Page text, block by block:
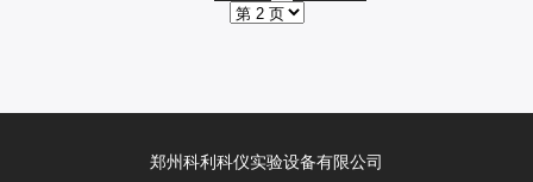
郑州科利科仪实验设备有限公司